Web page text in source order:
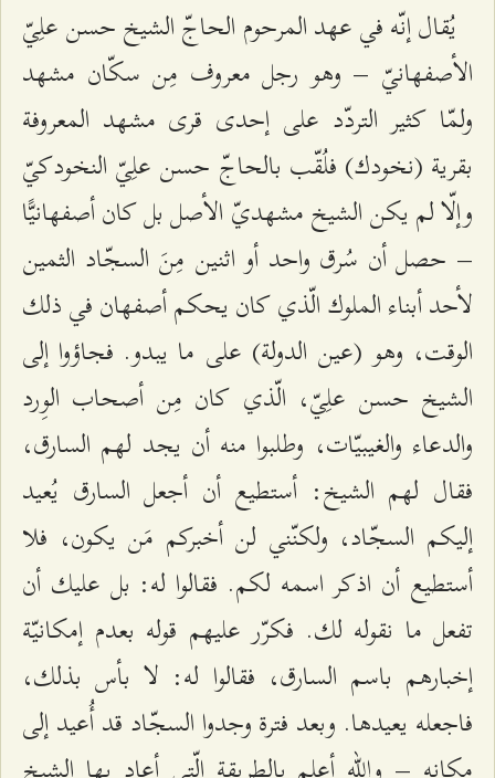
يُقال إنّه في عهد المرحوم الحاجّ الشيخ حسن علِيّ
الأصفهانيّ – وهو رجل معروف مِن سكّان مشهد
ولمّا كثير التردّد على إحدى قرى مشهد المعروفة
بقرية (نخودك) فلُقّب بالحاجّ حسن علِيّ النخودكيّ
وإلّا لم يكن الشيخ مشهديّ الأصل بل كان أصفهانيًّا
– حصل أن سُرق واحد أو اثنين مِنَ السجّاد الثمين
لأحد أبناء الملوك الّذي كان يحكم أصفهان في ذلك
الوقت، وهو (عين الدولة) على ما يبدو. فجاؤوا إلى
الشيخ حسن علِيّ، الّذي كان مِن أصحاب الوِرد
والدعاء والغيبيّات، وطلبوا منه أن يجد لهم السارق،
فقال لهم الشيخ: أستطيع أن أجعل السارق يُعيد
إليكم السجّاد، ولكنّني لن أخبركم مَن يكون، فلا
أستطيع أن اذكر اسمه لكم. فقالوا له: بل عليك أن
تفعل ما نقوله لك. فكرّر عليهم قوله بعدم إمكانيّة
إخبارهم باسم السارق، فقالوا له: لا بأس بذلك،
فاجعله يعيدها. وبعد فترة وجدوا السجّاد قد أُعيد إلى